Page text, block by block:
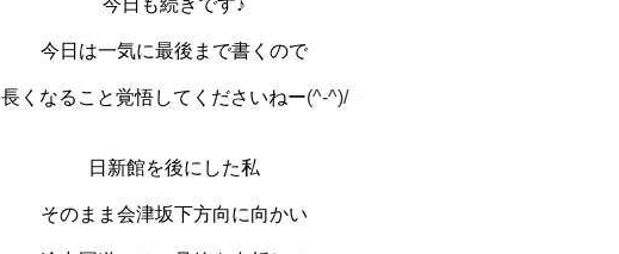
今日は一気に最後まで書くので
長くなること覚悟してくださいねー(^-^)/
日新館を後にした私
そのまま会津坂下方向に向かい